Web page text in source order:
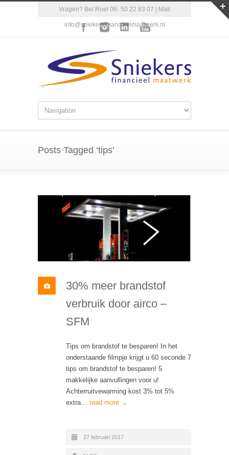
Vragen? Bel Roel 06- 50 22 83 07 | Mail
info@sniekersfinancieelmaatwerk.nl
Posts Tagged ‘tips’
30% meer brandstof
verbruik door airco –
SFM
Tips om brandstof te besparen! In het
onderstaande filmpje krijgt u 60 seconde 7
tips om brandstof te besparen! 5
makkelijke aanvullingen voor u!
Achterruitvewarming kost 3% tot 5%
extra… read more →
27 februari 2017